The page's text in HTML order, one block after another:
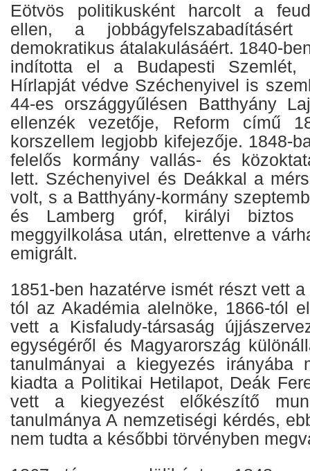
Eötvös politikusként harcolt a
ellen, a
demokratikus átalakulásáért. 1840-
indította el a Budapesti
Hírlapját védve Széchenyivel is
44-es országgyűlésen Batthyány
ellenzék vezetője, Reform című
korszellem legjobb kifejezője. 1848-
felelős kormány vallás- és
lett. Széchenyivel és Deákkal a
volt, s a Batthyány-kormány
és Lamberg gróf, királyi biztos
meggyilkolása után, elrettenve a
emigrált.
1851-ben hazatérve ismét részt vett
tól az Akadémia alelnöke, 1866-tól
vett a Kisfaludy-társaság
egységéről és Magyarország
tanulmányai a kiegyezés irányába
kiadta a Politikai Hetilapot, Deák
vett a kiegyezést előkészítő
tanulmánya A nemzetiségi kérdés,
nem tudta a későbbi törvényben